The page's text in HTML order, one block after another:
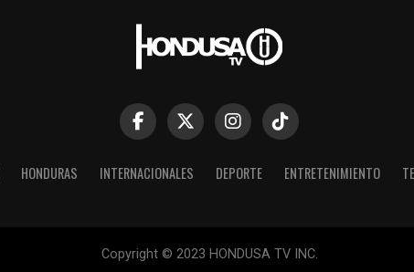
HONDURAS INTERNACIONALES DEPORTE ENTRETENIMIENTO
Copyright © 2023 HONDUSA TV INC.